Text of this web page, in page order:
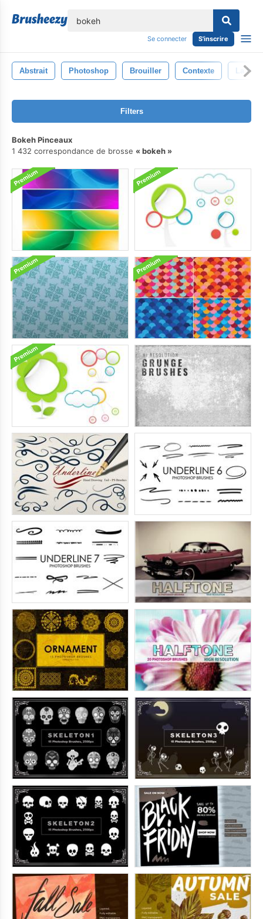
Se connecter S'inscrire
Abstrait Photoshop Brouiller Contexte La
Filters
Bokeh Pinceaux
1 432 correspondance de brosse
bokeh